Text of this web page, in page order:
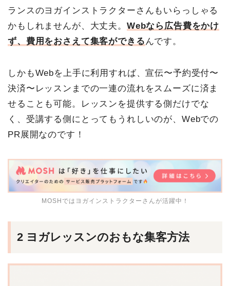
ランスのヨガインストラクターさんもいらっしゃる
かもしれませんが、大丈夫。 Webなら広告費をかけ
ず、費用をおさえて集客ができるんです。
しかもWebを上手に利用すれば、宣伝〜予約受付〜
決済〜レッスンまでの一連の流れをスムーズに済ま
せることも可能。レッスンを提供する側だけでな
く、受講する側にとってもうれしいのが、Webでの
PR展開なのです！
MOSHではヨガインストラクターさんが活躍中！
2 ヨガレッスンのおもな集客方法